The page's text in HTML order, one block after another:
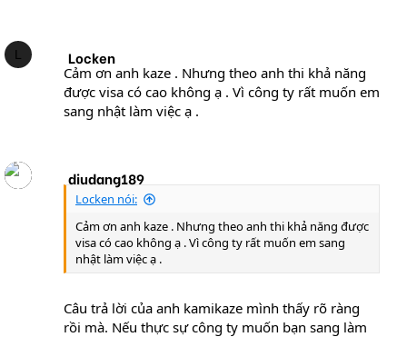
L Locken
Cảm ơn anh kaze . Nhưng theo anh thi khả năng
được visa có cao không ạ . Vì công ty rất muốn em
sang nhật làm việc ạ .
diudang189
Locken nói:
Cảm ơn anh kaze . Nhưng theo anh thi khả năng được
visa có cao không ạ . Vì công ty rất muốn em sang
nhật làm việc ạ .
Câu trả lời của anh kamikaze mình thấy rõ ràng
rồi mà. Nếu thực sự công ty muốn bạn sang làm